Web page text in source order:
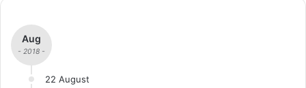
Aug
- 2018 -
22 August